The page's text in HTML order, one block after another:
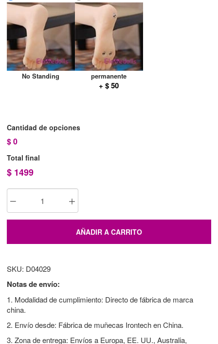
No Standing permanente
+ $ 50
Cantidad de opciones
$0
Total final
$ 1499
AÑADIR A CARRITO
SKU: D04029
Notas de envío:
1. Modalidad de cumplimiento: Directo de fábrica de marca
china.
2. Envío desde: Fábrica de muñecas Irontech en China.
3. Zona de entrega: Envíos a Europa, EE. UU., Australia,